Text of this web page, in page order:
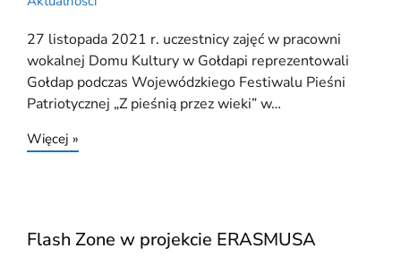
27 listopada 2021 r. uczestnicy zajęć w pracowni
wokalnej Domu Kultury w Gołdapi reprezentowali
Gołdap podczas Wojewódzkiego Festiwalu Pieśni
Patriotycznej „Z pieśnią przez wieki” w…
Więcej »
Flash Zone w projekcie ERASMUSA